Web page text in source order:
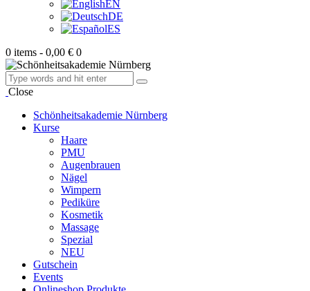
EN
DE
ES
0 items - 0,00 € 0
Close
Schönheitsakademie Nürnberg
Kurse
Haare
PMU
Augenbrauen
Nägel
Wimpern
Pediküre
Kosmetik
Massage
Spezial
NEU
Gutschein
Events